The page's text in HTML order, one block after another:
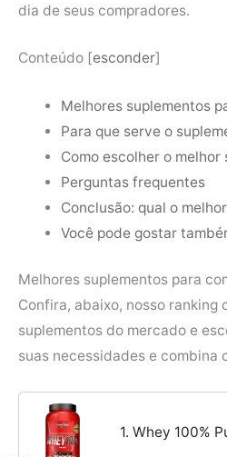
dia de seus compradores.
Conteúdo [esconder]
Melhores suplementos
Para que serve o
Como escolher o melhor
Perguntas frequentes
Conclusão: qual o
Você pode gostar
Melhores suplementos para
Confira, abaixo, nosso ranking
suplementos do mercado e
suas necessidades e combina
1. Whey 100%